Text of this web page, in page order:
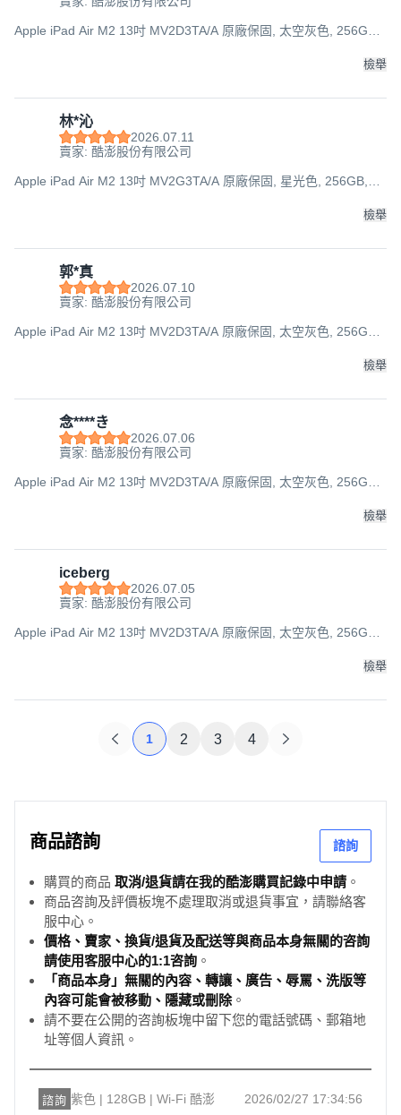
Apple iPad Air M2 13吋 MV2D3TA/A 原廠保固, 太空灰色, 256GB,
檢舉
林*沁
2026.07.11
賣家: 酷澎股份有限公司
Apple iPad Air M2 13吋 MV2G3TA/A 原廠保固, 星光色, 256GB,
檢舉
郭*真
2026.07.10
賣家: 酷澎股份有限公司
Apple iPad Air M2 13吋 MV2D3TA/A 原廠保固, 太空灰色, 256GB,
檢舉
念****き
2026.07.06
賣家: 酷澎股份有限公司
Apple iPad Air M2 13吋 MV2D3TA/A 原廠保固, 太空灰色, 256GB,
檢舉
iceberg
2026.07.05
賣家: 酷澎股份有限公司
Apple iPad Air M2 13吋 MV2D3TA/A 原廠保固, 太空灰色, 256GB,
檢舉
1 2 3 4
商品諮詢 諮詢
購買的商品 取消/退貨請在我的酷澎購買記錄中申請 。
商品咨詢及評價板塊不處理取消或退貨事宜，請聯絡客
服中心。
價格、賣家、換貨/退貨及配送等與商品本身無關的咨詢
請使用客服中心的1:1咨詢 。
「商品本身」無關的內容、轉讓、廣告、辱罵、洗版等
內容可能會被移動、隱藏或刪除。
請不要在公開的咨詢板塊中留下您的電話號碼、郵箱地
址等個人資訊。
諮詢 紫色 | 128GB | Wi-Fi 酷澎
2026/02/27 17:34:56